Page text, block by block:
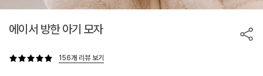
에이서 방한 아기 모자
156개 리뷰 보기